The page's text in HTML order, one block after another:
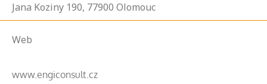
Jana Koziny 190, 77900 Olomouc
Web
www.engiconsult.cz